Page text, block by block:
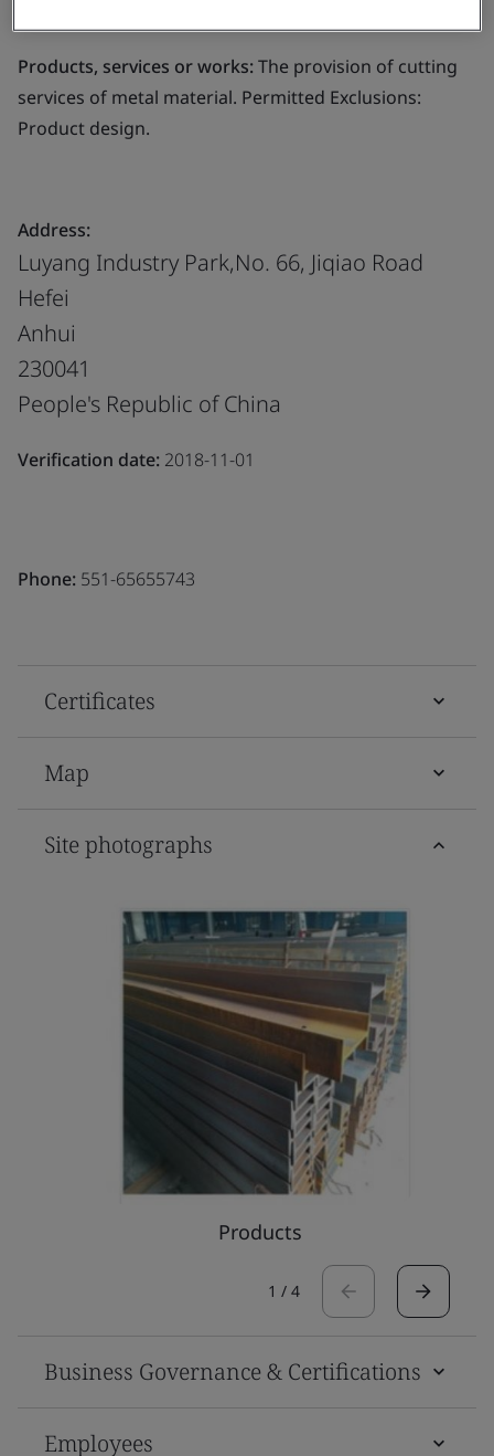
Products, services or works:The provision of cutting
services of metal material. Permitted Exclusions:
Product design.
Address:
Luyang Industry Park,No. 66, Jiqiao Road
Hefei
Anhui
230041
People's Republic of China
Verification date: 2018-11-01
Phone: 551-65655743
Certificates
Map
Site photographs
Products
1 / 4
Business Governance & Certifications
Employees